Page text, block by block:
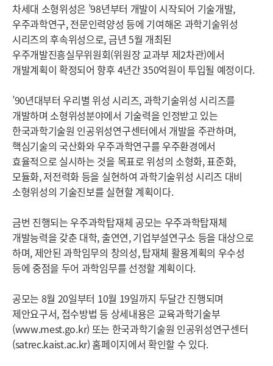
차세대 소형위성은 ’98년부터 개발이 시작되어 기술개발,
우주과학연구, 전문인력양성 등에 기여해온 과학기술위성
시리즈의 후속위성으로, 금년 5월 개최된
우주개발진흥실무위원회(위원장 교과부 제2차관)에서
개발계획이 확정되어 향후 4년간 350억원이 투입될 예정이다.
’90년대부터 우리별 위성 시리즈, 과학기술위성 시리즈를
개발하며 소형위성분야에서 기술력을 인정받고 있는
한국과학기술원 인공위성연구센터에서 개발을 주관하며,
핵심기술의 국산화와 우주과학연구를 우주환경에서
효율적으로 실시하는 것을 목표로 위성의 소형화, 표준화,
모듈화, 저전력화 등을 실현하여 과학기술위성 시리즈 대비
소형위성의 기술진보를 실현할 계획이다.
금번 진행되는 우주과학탑재체 공모는 우주과학탑재체
개발능력을 갖춘 대학, 출연연, 기업부설연구소 등을 대상으로
하며, 제안된 과학임무의 창의성, 탑재체 활용계획의 우수성
등에 중점을 두어 과학임무를 선정할 계획이다.
공모는 8월 20일부터 10월 19일까지 두달간 진행되며
제안요구서, 접수방법 등 상세내용은 교육과학기술부
(www.mest.go.kr) 또는 한국과학기술원 인공위성연구센터
(satrec.kaist.ac.kr) 홈페이지에서 확인할 수 있다.